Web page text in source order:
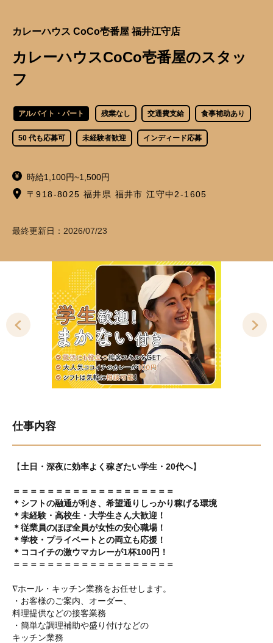
カレーハウス CoCo壱番屋 福井江守店
カレーハウスCoCo壱番屋のスタッ
フ
アルバイト・パート 残業なし 交通費支給 食事補助あり
50 代も応募可 未経験者歓迎 インディード応募
時給1,100円~1,500円
〒918-8025 福井県 福井市 江守中2-1605
最終更新日： 2026/07/23
仕事内容
【土日・深夜に効率よく稼ぎたい学生・20代へ】
＝＝＝＝＝＝＝＝＝＝＝＝＝＝＝＝＝＝＝
＊シフトの融通が利き、希望通りしっかり稼げる環境
＊未経験・高校生・大学生さん大歓迎！
＊従業員のほぼ全員が女性の安心職場！
＊学校・プライベートとの両立も応援！
＊ココイチの激ウマカレーが1杯100円！
＝＝＝＝＝＝＝＝＝＝＝＝＝＝＝＝＝＝＝
∇ホール・キッチン業務をお任せします。
・お客様のご案内、オーダー、
料理提供などの接客業務
・簡単な調理補助や盛り付けなどの
キッチン業務